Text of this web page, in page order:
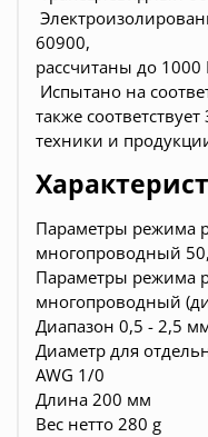
Э
60900,
рассчитаны до 1000
Испытано на
также
техники и
Параметры режима
многопроводный
Параметры режима
многопроводный
Диапазон 0,5 - 2,5
Диаметр для
AWG 1/0
Длина 200 мм
Вес нетто 280 g